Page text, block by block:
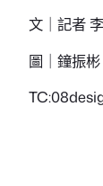
文｜記者
圖｜鐘振彬